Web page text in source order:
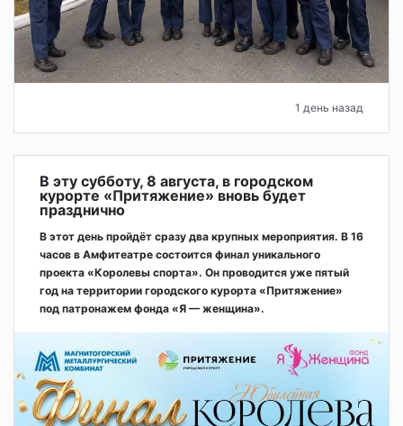
1 день назад
В эту субботу, 8 августа, в городском
курорте «Притяжение» вновь будет
празднично
В этот день пройдёт сразу два крупных мероприятия. В 16
часов в Амфитеатре состоится финал уникального
проекта «Королевы спорта». Он проводится уже пятый
год на территории городского курорта «Притяжение»
под патронажем фонда «Я — женщина».